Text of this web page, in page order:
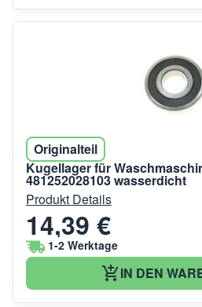
Originalteil
Kugellager für
481252028103 wasserdicht
Produkt Details
14,39 €
1-2 Werktage
IN DEN